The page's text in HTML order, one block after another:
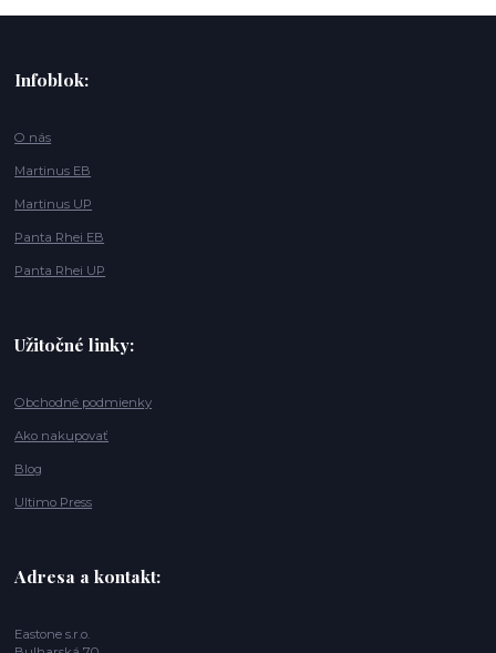
Infoblok:
O nás
Martinus EB
Martinus UP
Panta Rhei EB
Panta Rhei UP
Užitočné linky:
Obchodné podmienky
Ako nakupovať
Blog
Ultimo Press
Adresa a kontakt:
Eastone s.r.o.